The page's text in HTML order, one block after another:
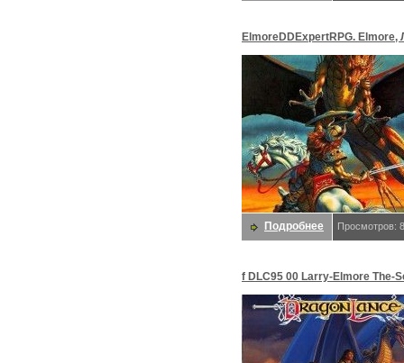
ElmoreDDExpertRPG. Elmore,
Подробнее Просмотров:
f DLC95 00 Larry-Elmore The-
Generation. Elmore, Ларри